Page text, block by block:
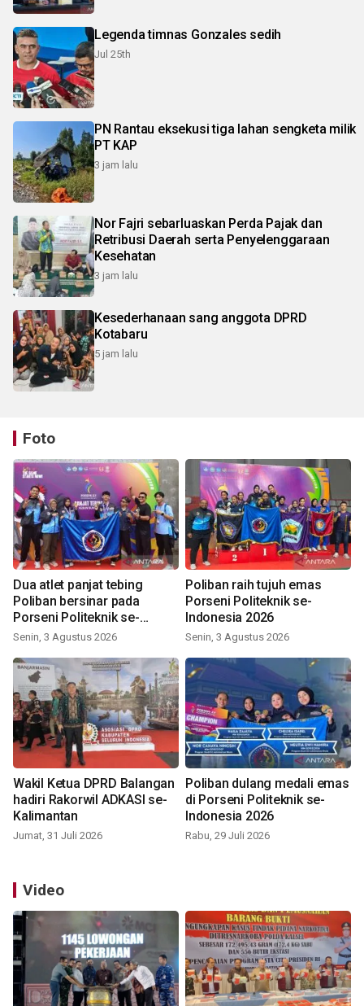
Legenda timnas Gonzales sedih
Jul 25th
PN Rantau eksekusi tiga lahan sengketa milik
PT KAP
3 jam lalu
Nor Fajri sebarluaskan Perda Pajak dan
Retribusi Daerah serta Penyelenggaraan
Kesehatan
3 jam lalu
Kesederhanaan sang anggota DPRD
Kotabaru
5 jam lalu
Foto
Dua atlet panjat tebing
Poliban bersinar pada
Porseni Politeknik se-
Indonesia 2026
Senin, 3 Agustus 2026
Poliban raih tujuh emas
Porseni Politeknik se-
Indonesia 2026
Senin, 3 Agustus 2026
Wakil Ketua DPRD Balangan
hadiri Rakorwil ADKASI se-
Kalimantan
Jumat, 31 Juli 2026
Poliban dulang medali emas
di Porseni Politeknik se-
Indonesia 2026
Rabu, 29 Juli 2026
Video